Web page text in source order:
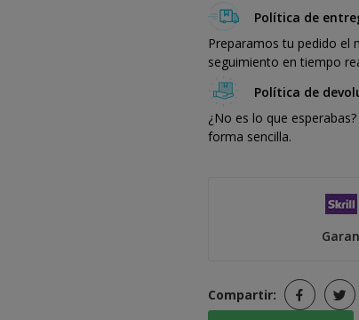
Política de
Preparamos tu pedido el
seguimiento en tiempo
Política de
¿No es lo que
forma sencilla.
Compartir: